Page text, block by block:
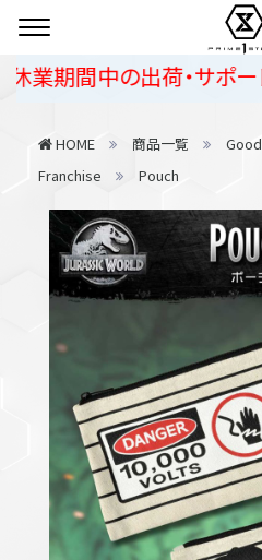
間中の出荷・サポートに
HOME 商品一覧
Franchise
Pouch